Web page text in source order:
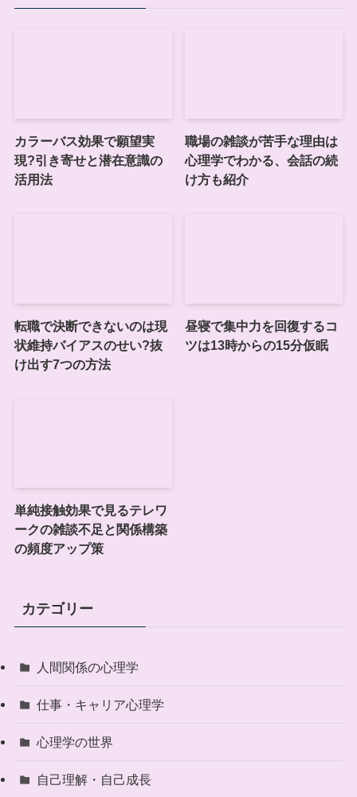
カラーバス効果で願望実
現?引き寄せと潜在意識の
活用法
職場の雑談が苦手な理由は
心理学でわかる、会話の続
け方も紹介
転職で決断できないのは現
状維持バイアスのせい?抜
け出す7つの方法
昼寝で集中力を回復するコ
ツは13時からの15分仮眠
単純接触効果で見るテレワ
ークの雑談不足と関係構築
の頻度アップ策
カテゴリー
人間関係の心理学
仕事・キャリア心理学
心理学の世界
自己理解・自己成長